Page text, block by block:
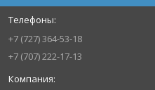
+7 (727) 364-53-18
+7 (707) 222-17-13